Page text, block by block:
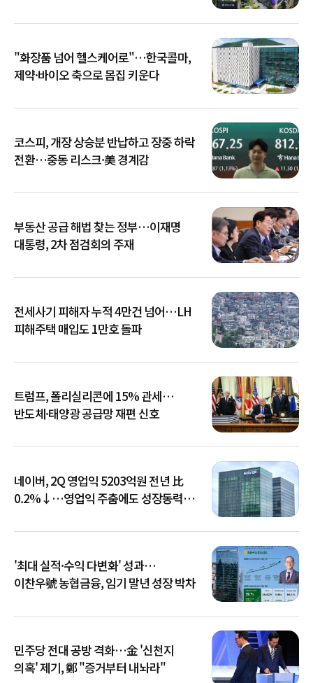
"화장품 넘어 헬스케어로"…한국콜마,
제약·바이오 축으로 몸집 키운다
코스피, 개장 상승분 반납하고 장중 하락
전환…중동 리스크·美 경계감
부동산 공급 해법 찾는 정부…이재명
대통령, 2차 점검회의 주재
전세사기 피해자 누적 4만건 넘어…LH
피해주택 매입도 1만호 돌파
트럼프, 폴리실리콘에 15% 관세…
반도체·태양광 공급망 재편 신호
네이버, 2Q 영업익 5203억원 전년 比
0.2%↓…영업익 주춤에도 성장동력
'최대 실적·수익 다변화' 성과…
이찬우號 농협금융, 임기 말년 성장 박차
민주당 전대 공방 격화…金 '신천지
의혹' 제기, 鄭 "증거부터 내놔라"